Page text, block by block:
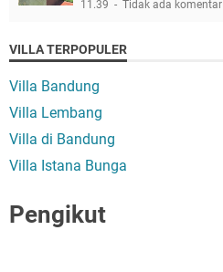
11.39 Tidak ada komentar
VILLA TERPOPULER
Villa Bandung
Villa Lembang
Villa di Bandung
Villa Istana Bunga
Pengikut